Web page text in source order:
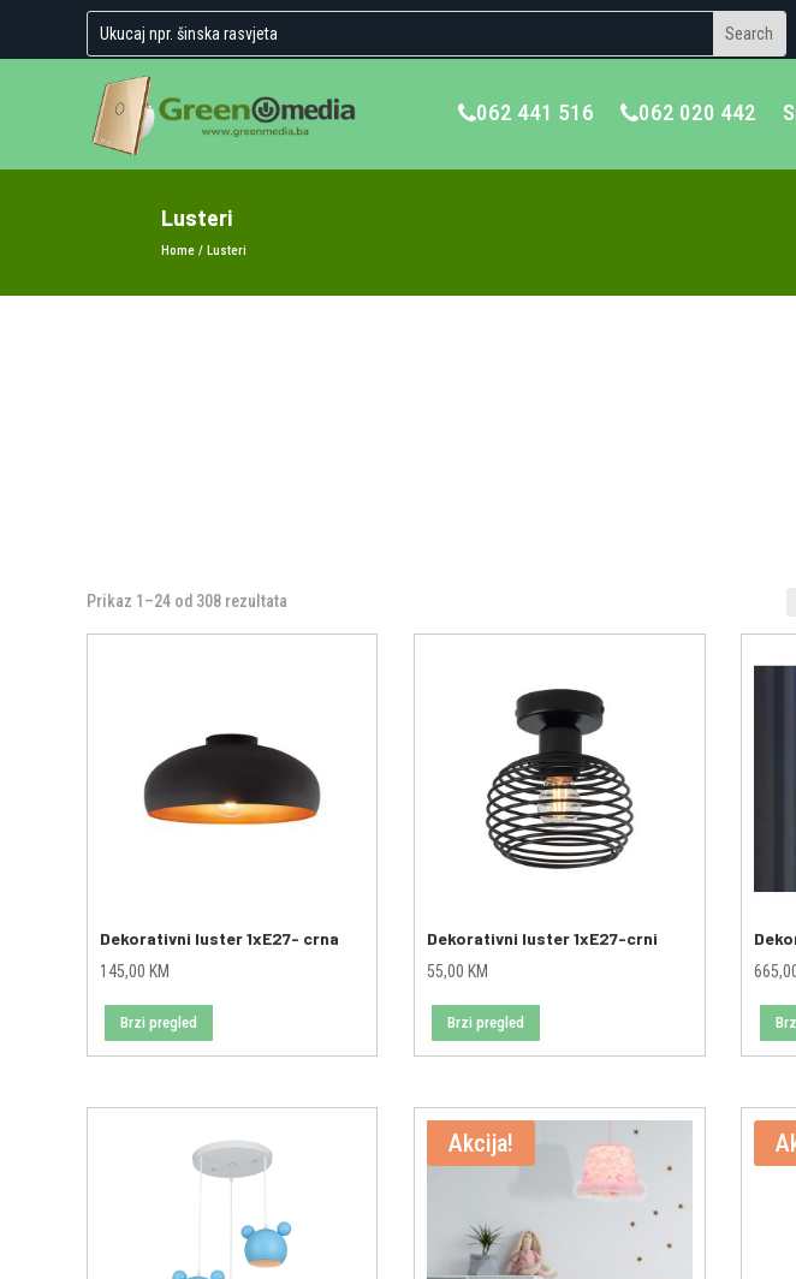
062 441 516 062 020 442
Lusteri
Home / Lusteri
Prikaz 1–24 od 308 rezultata
Dekorativni luster 1xE27- crna
145,00 KM
Brzi pregled
Dekorativni luster 1xE27-crni
55,00 KM
Brzi pregled
Akcija!